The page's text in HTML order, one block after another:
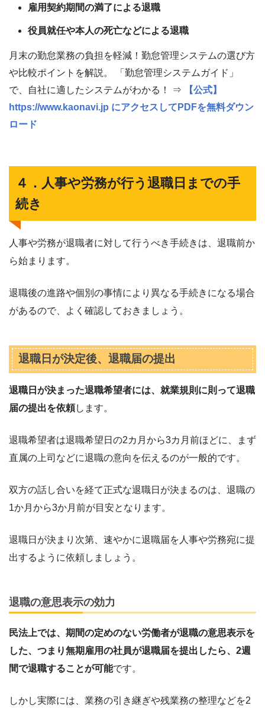
雇用契約期間の満了による退職
役員就任や本人の死亡などによる退職
月末の勤怠業務の負担を軽減！勤怠管理システムの選び方
や比較ポイントを解説。 「勤怠管理システムガイド」
で、自社に適したシステムがわかる！ ⇒
【公式】
https://www.kaonavi.jp にアクセスしてPDFを無料ダウン
ロード
４．人事や労務が行う退職日までの手
続き
人事や労務が退職者に対して行うべき手続きは、退職前か
ら始まります。
退職後の進路や個別の事情により異なる手続きになる場合
があるので、よく確認しておきましょう。
退職日が決定後、退職届の提出
退職日が決まった退職希望者には、就業規則に則って退職
届の提出を依頼します。
退職希望者は退職希望日の2カ月から3カ月前ほどに、まず
直属の上司などに退職の意向を伝えるのが一般的です。
双方の話し合いを経て正式な退職日が決まるのは、退職の
1か月から3か月前が目安となります。
退職日が決まり次第、速やかに退職届を人事や労務宛に提
出するように依頼しましょう。
退職の意思表示の効力
民法上では、期間の定めのない労働者が退職の意思表示を
した、つまり無期雇用の社員が退職届を提出したら、2週
間で退職することが可能です。
しかし実際には、業務の引き継ぎや残業務の整理などを2